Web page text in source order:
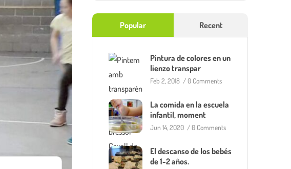
Popular Recent
Pintura de colores en un
lienzo transpar
Feb 2, 2018 /0 Comments
La comida en la escuela
infantil, moment
Jun 14, 2020 /0 Comments
El descanso de los bebés
de 1-2 años.